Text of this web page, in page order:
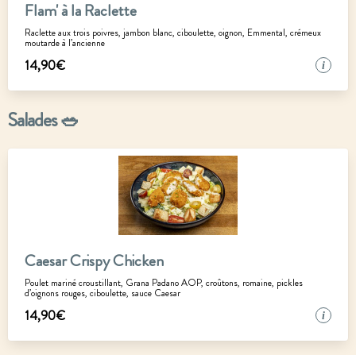
Flam' à la Raclette
Raclette aux trois poivres, jambon blanc, ciboulette, oignon, Emmental, crémeux
moutarde à l’ancienne
14,90€ i
Salades 🥗
Caesar Crispy Chicken
Poulet mariné croustillant, Grana Padano AOP, croûtons, romaine, pickles
d’oignons rouges, ciboulette, sauce Caesar
14,90€ i